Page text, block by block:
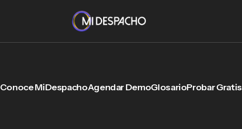
Conoce MiDespachoAgendar DemoGlosarioProbar Gratis